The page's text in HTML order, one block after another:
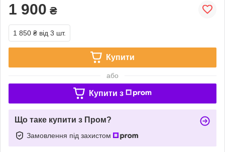
1 900 ₴
1 850 ₴ від 3 шт.
Купити
або
Купити з
Що таке купити з Пром?
Замовлення під захистом